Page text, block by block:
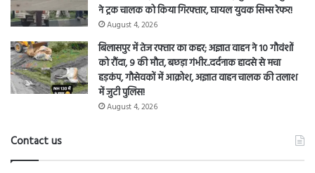
ने ट्रक चालक को किया गिरफ्तार, घायल युवक सिम्स रेफर!
August 4, 2026
बिलासपुर में तेज रफ्तार का कहर; अज्ञात वाहन ने 10 गौवंशों
को रौंदा, 9 की मौत, बछड़ा गंभीर..दर्दनाक हादसे से मचा
हड़कंप, गौसेवकों में आक्रोश, अज्ञात वाहन चालक की तलाश
में जुटी पुलिस!
August 4, 2026
Contact us